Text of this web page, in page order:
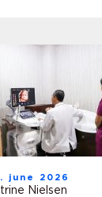
june 2026
Nielsen